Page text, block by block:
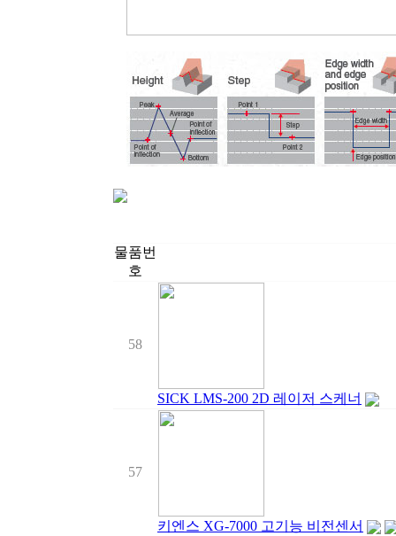
물품번
호
58
SICK LMS-200 2D 레이저 스케너
57
키엔스 XG-7000 고기능 비전센서